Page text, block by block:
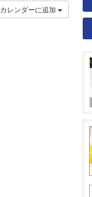
カレンダーに追加